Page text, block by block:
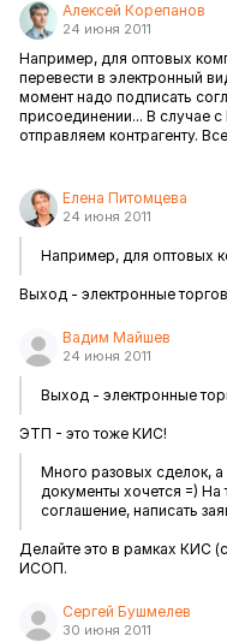
Алексей Корепанов
24 июня 2011
Например, для оптовых
перевести в электронный
момент надо подписать
присоединении... В случае
отправляем контрагенту.
Елена Питомцева
24 июня 2011
Например, для оптовых
Выход - электронные
Вадим Майшев
24 июня 2011
Выход - электронные
ЭТП - это тоже КИС!
Много разовых сделок, а
документы хочется =)
соглашение, написать
Делайте это в рамках КИС
ИСОП.
Сергей Бушмелев
30 июня 2011